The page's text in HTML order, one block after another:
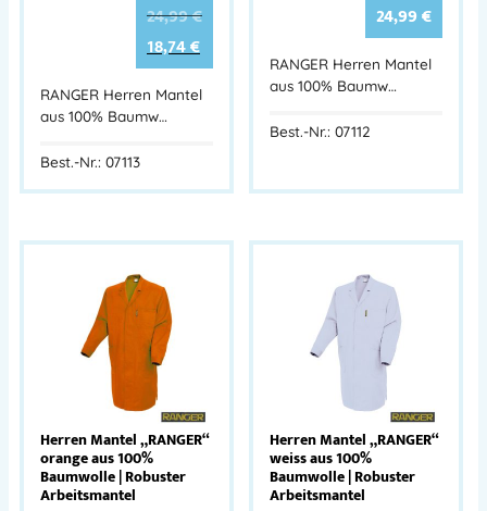
24,99€
18,74€
RANGER Herren Mantel
aus 100% Baumw…
Best.-Nr.: 07113
24,99€
RANGER Herren Mantel
aus 100% Baumw…
Best.-Nr.: 07112
Herren Mantel „RANGER“
orange aus 100%
Baumwolle | Robuster
Arbeitsmantel
Herren Mantel „RANGER“
weiss aus 100%
Baumwolle | Robuster
Arbeitsmantel